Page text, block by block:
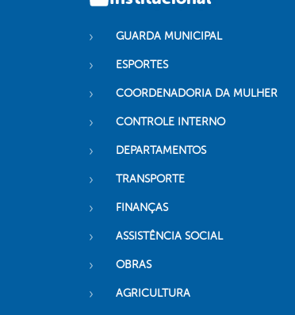
GUARDA MUNICIPAL
ESPORTES
COORDENADORIA DA MULHER
CONTROLE INTERNO
DEPARTAMENTOS
TRANSPORTE
FINANÇAS
ASSISTÊNCIA SOCIAL
OBRAS
AGRICULTURA